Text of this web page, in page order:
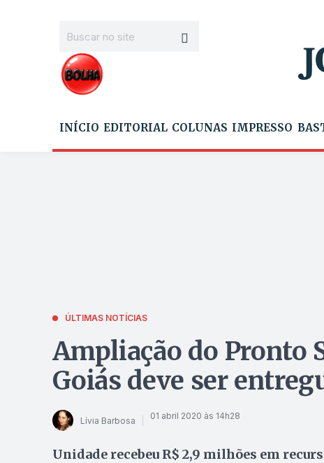
INÍCIO EDITORIAL COLUNAS IMPRESSO
ÚLTIMAS NOTÍCIAS
Ampliação do Pronto
Goiás deve ser
Lívia Barbosa 01 abril 2020 às 14h28
Unidade recebeu R$ 2,9 milhões em